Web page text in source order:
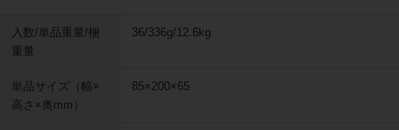
入数/単品重量/梱
重量
36/336g/12.6kg
単品サイズ（幅×
高さ×奥mm）
85×200×65